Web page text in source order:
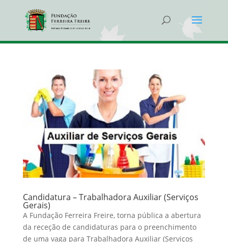
Candidatura – Trabalhadora Auxiliar (Serviços
Gerais)
A Fundação Ferreira Freire, torna pública a abertura
da receção de candidaturas para o preenchimento
de uma vaga para Trabalhadora Auxiliar (Serviços